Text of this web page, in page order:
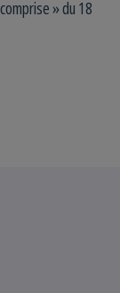
» du 18